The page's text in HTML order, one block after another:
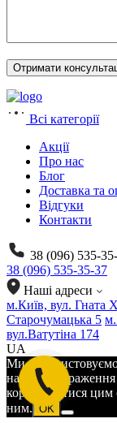
Всі категорії
Акції
Про нас
Блог
Доставка та
Відгуки
Контакти
38 (096) 535-
38 (096) 535-35-37
Наші адреси
м.Київ, вул. Гната
Старочумацька 5
вул.Ватутіна 174
UA
Ми
найкращі
користуватися
ним. OK